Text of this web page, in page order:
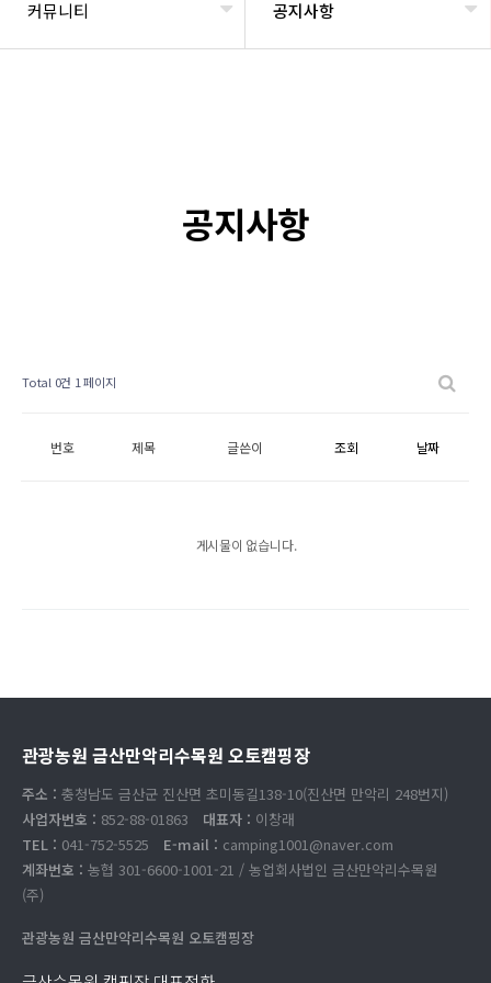
커뮤니티 공지사항
공지사항
Total 0건 1 페이지
번호 제목 글쓴이 조회 날짜
게시물이 없습니다.
관광농원 금산만악리수목원 오토캠핑장
주소 : 충청남도 금산군 진산면 초미동길138-10(진산면 만악리 248번지)
사업자번호 : 852-88-01863 대표자 : 이창래
TEL : 041-752-5525 E-mail : camping1001@naver.com
계좌번호 : 농협 301-6600-1001-21 / 농업회사법인 금산만악리수목원
(주)
관광농원 금산만악리수목원 오토캠핑장